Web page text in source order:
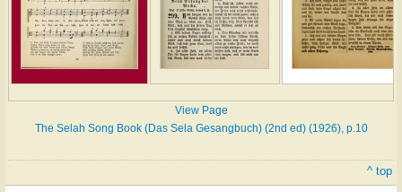
View Page
The Selah Song Book (Das Sela Gesangbuch) (2nd ed) (1926), p.10
^ top